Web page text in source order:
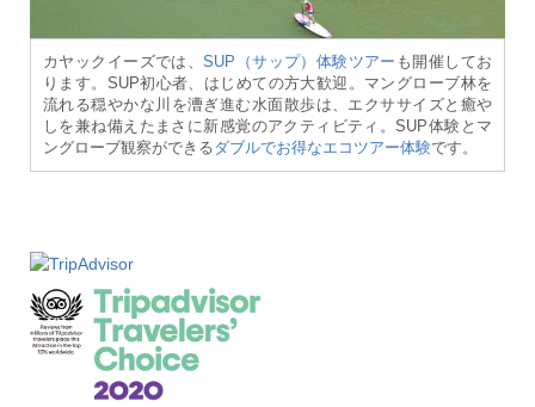
カヤックイーズでは、SUP（サップ）体験ツアー も開催してお
ります。SUP初心者、はじめての方大歓迎。マングローブ林を
流れる穏やかな川を漕ぎ進む水面散歩は、エクササイズと癒や
しを兼ね備えたまさに新感覚のアクティビティ。SUP体験とマ
ングローブ観察ができるダブルでお得なエコツアー体験です。